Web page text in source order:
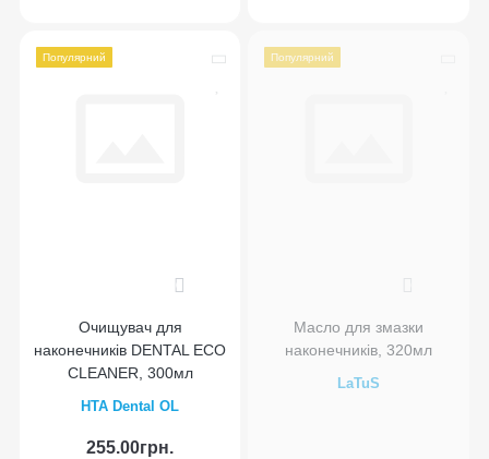
Популярний
Очищувач для
наконечників DENTAL ECO
CLEANER, 300мл
HTA Dental OL
255.00грн.
Популярний
Масло для змазки
наконечників, 320мл
LaTuS